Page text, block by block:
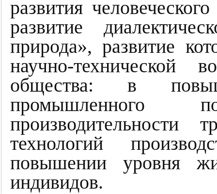
развития
развитие
природа», развитие
научно-технической
общества: в
промышленного
производительности
технологий
повышении уровня
индивидов.